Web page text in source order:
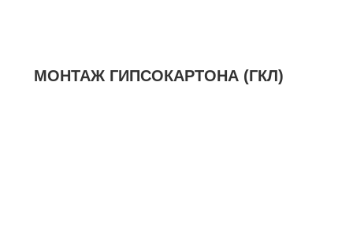
МОНТАЖ ГИПСОКАРТОНА (ГКЛ)